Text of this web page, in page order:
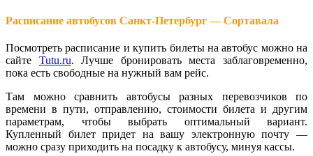
Расписание автобусов Санкт-Петербург — Сортавала
Посмотреть расписание и купить билеты на автобус можно на
сайте Tutu.ru. Лучше бронировать места заблаговременно,
пока есть свободные на нужный вам рейс.
Там можно сравнить автобусы разных перевозчиков по
времени в пути, отправлению, стоимости билета и другим
параметрам, чтобы выбрать оптимальный вариант.
Купленный билет придет на вашу электронную почту —
можно сразу приходить на посадку к автобусу, минуя кассы.